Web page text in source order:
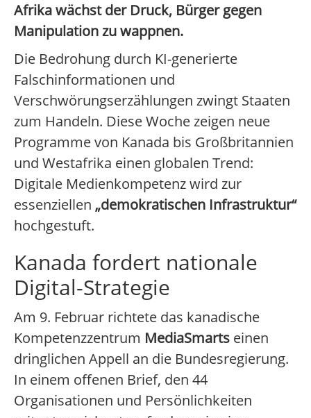
Afrika wächst der Druck, Bürger gegen
Manipulation zu wappnen.
Die Bedrohung durch KI-generierte
Falschinformationen und
Verschwörungserzählungen zwingt Staaten
zum Handeln. Diese Woche zeigen neue
Programme von Kanada bis Großbritannien
und Westafrika einen globalen Trend:
Digitale Medienkompetenz wird zur
essenziellen „demokratischen Infrastruktur“
hochgestuft.
Kanada fordert nationale
Digital-Strategie
Am 9. Februar richtete das kanadische
Kompetenzzentrum MediaSmarts einen
dringlichen Appell an die Bundesregierung.
In einem offenen Brief, den 44
Organisationen und Persönlichkeiten